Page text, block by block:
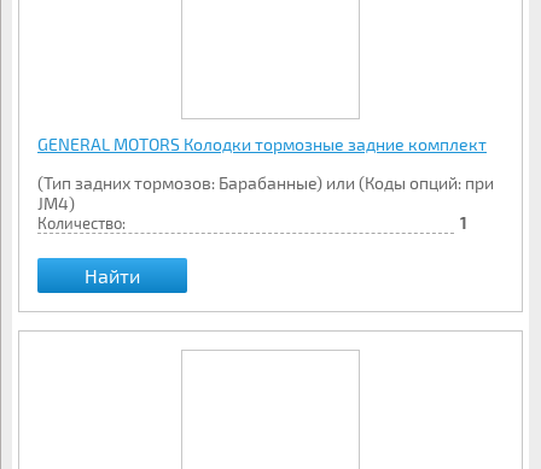
GENERAL MOTORS Колодки тормозные задние комплект
(Тип задних тормозов: Барабанные) или (Коды опций: при
JM4)
Количество: 1
Найти